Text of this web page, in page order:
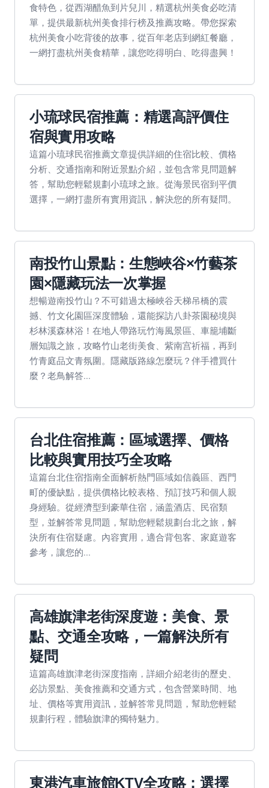
食特色，從西湖醋魚到片兒川，精選杭州美食必吃清
單，提供最新杭州美食排行榜及推薦攻略。帶您探索
杭州美食小吃背後的故事，從百年老店到網紅餐廳，
一網打盡杭州美食精華，讓您吃得明白、吃得盡興！
小琉球民宿推薦：精選高評價住
宿與實用攻略
這篇小琉球民宿推薦文章提供詳細的住宿比較、價格
分析、交通指南和附近景點介紹，並包含常見問題解
答，幫助您輕鬆規劃小琉球之旅。從海景民宿到平價
選擇，一網打盡所有實用資訊，解決您的所有疑問。
南投竹山景點：生態峽谷×竹藝茶
園×隱藏玩法一次掌握
想暢遊南投竹山？不可錯過太極峽谷天梯吊橋的震
撼、竹文化園區深度體驗，還能探訪八卦茶園秘境與
杉林溪森林浴！在地人帶路玩竹海風景區、車籠埔斷
層知識之旅，攻略竹山老街美食、紫南宫祈福，再到
竹青庭品文青氛圍。隱藏版路線怎麼玩？伴手禮買什
麼？老鳥解答...
台北住宿推薦：區域選擇、價格
比較與實用技巧全攻略
這篇台北住宿指南全面解析熱門區域如信義區、西門
町的優缺點，提供價格比較表格、預訂技巧和個人親
身經驗。從經濟型到豪華住宿，涵盖酒店、民宿類
型，並解答常見問題，幫助您輕鬆規劃台北之旅，解
決所有住宿疑慮。內容實用，適合背包客、家庭遊客
參考，讓您的...
高雄旗津老街深度遊：美食、景
點、交通全攻略，一篇解決所有
疑問
這篇高雄旗津老街深度指南，詳細介紹老街的歷史、
必訪景點、美食推薦和交通方式，包含營業時間、地
址、價格等實用資訊，並解答常見問題，幫助您輕鬆
規劃行程，體驗旗津的獨特魅力。
東港汽車旅館KTV全攻略：選擇